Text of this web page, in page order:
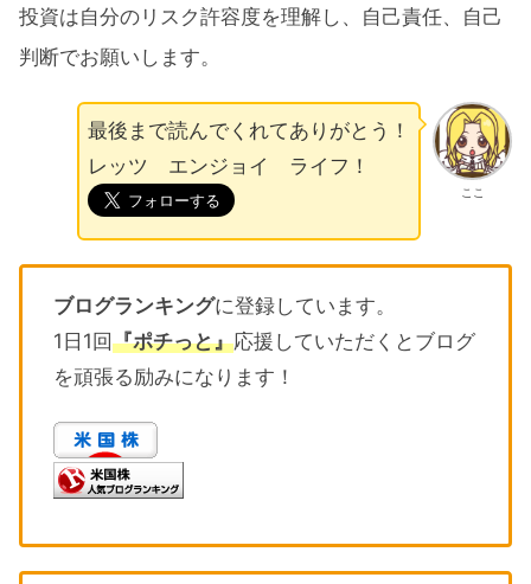
投資は自分のリスク許容度を理解し、自己責任、自己
判断でお願いします。
ここ
最後まで読んでくれてありがとう！
レッツ エンジョイ ライフ！
ブログランキングに登録しています。
1日1回『ポチっと』応援していただくとブログ
を頑張る励みになります！